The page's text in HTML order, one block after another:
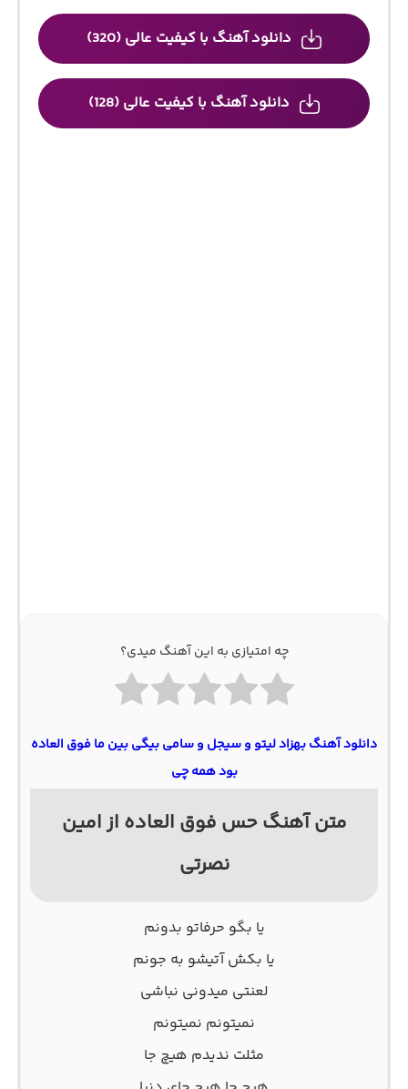
دانلود آهنگ با کیفیت عالی (320)
دانلود آهنگ با کیفیت عالی (128)
چه امتیازی به این آهنگ میدی؟
دانلود آهنگ بهزاد لیتو و سیجل و سامی بیگی بین ما فوق العاده
بود همه چی
متن آهنگ حس فوق العاده از امین
نصرتی
یا بگو حرفاتو بدونم
یا بکش آتیشو به جونم
لعنتی میدونی نباشی
نمیتونم نمیتونم
مثلت ندیدم هیچ جا